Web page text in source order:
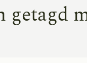
getagd